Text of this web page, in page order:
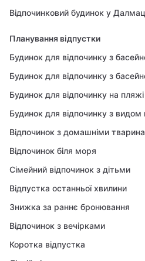
Відпочинковий будинок у
Планування відпустки
Будинок для відпочинку з
Будинок для відпочинку з
Будинок для відпочинку на пляжі
Будинок для відпочинку з
Відпочинок з домашніми
Відпочинок біля моря
Сімейний відпочинок з дітьми
Відпустка останньої хвилини
Знижка за раннє бронювання
Відпочинок з вечірками
Коротка відпустка